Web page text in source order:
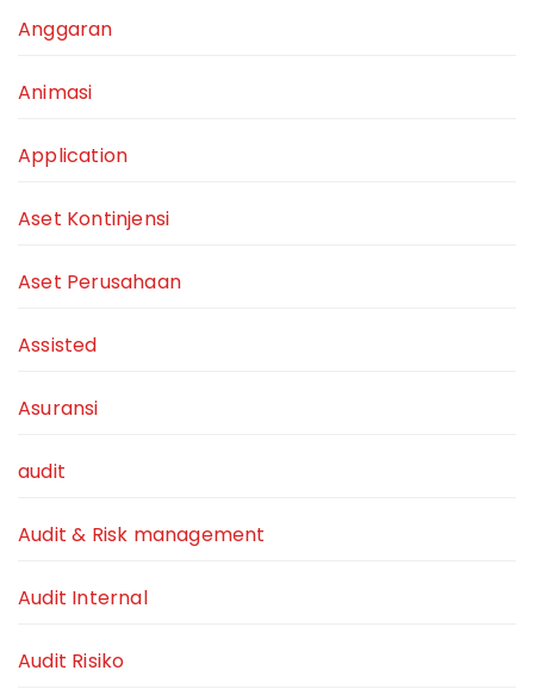
Anggaran
Animasi
Application
Aset Kontinjensi
Aset Perusahaan
Assisted
Asuransi
audit
Audit & Risk management
Audit Internal
Audit Risiko